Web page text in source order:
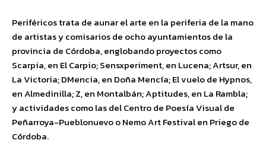
Periféricos trata de aunar el arte en la periferia de la mano
de artistas y comisarios de ocho ayuntamientos de la
provincia de Córdoba, englobando proyectos como
Scarpia, en El Carpio; Sensxperiment, en Lucena; Artsur, en
La Victoria; DMencia, en Doña Mencía; El vuelo de Hypnos,
en Almedinilla; Z, en Montalbán; Aptitudes, en La Rambla;
y actividades como las del Centro de Poesía Visual de
Peñarroya-Pueblonuevo o Nemo Art Festival en Priego de
Córdoba.